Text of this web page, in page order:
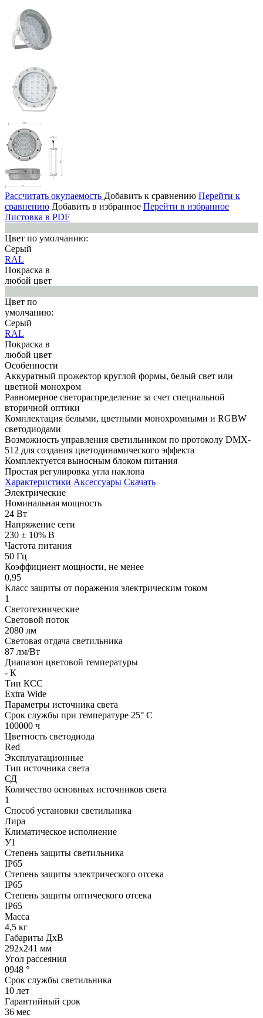
Рассчитать окупаемость Добавить к сравнению Перейти к
сравнению Добавить в избранное Перейти в избранное
Листовка в PDF
Цвет по умолчанию:
Серый
RAL
Покраска в
любой цвет
Цвет по
умолчанию:
Серый
RAL
Покраска в
любой цвет
Особенности
Аккуратный прожектор круглой формы, белый свет или
цветной монохром
Равномерное светораспределение за счет специальной
вторичной оптики
Комплектация белыми, цветными монохромными и RGBW
светодиодами
Возможность управления светильником по протоколу DMX-
512 для создания цветодинамического эффекта
Комплектуется выносным блоком питания
Простая регулировка угла наклона
Характеристики Аксессуары Скачать
Электрические
Номинальная мощность
24 Вт
Напряжение сети
230 ± 10% В
Частота питания
50 Гц
Коэффициент мощности, не менее
0,95
Класс защиты от поражения электрическим током
1
Светотехнические
Световой поток
2080 лм
Световая отдача светильника
87 лм/Вт
Диапазон цветовой температуры
- К
Тип КСС
Extra Wide
Параметры источника света
Срок службы при температуре 25° С
100000 ч
Цветность светодиода
Red
Эксплуатационные
Тип источника света
СД
Количество основных источников света
1
Способ установки светильника
Лира
Климатическое исполнение
У1
Степень защиты светильника
IP65
Степень защиты электрического отсека
IP65
Степень защиты оптического отсека
IP65
Масса
4,5 кг
Габариты ДхВ
292x241 мм
Угол рассеяния
0948 °
Срок службы светильника
10 лет
Гарантийный срок
36 мес